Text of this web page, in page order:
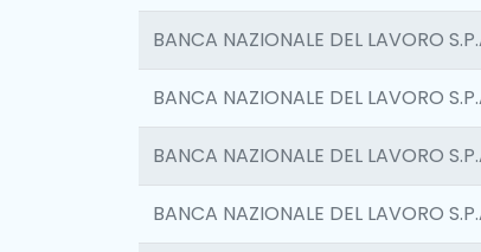
BANCA NAZIONALE DEL LAVORO
BANCA NAZIONALE DEL LAVORO
BANCA NAZIONALE DEL LAVORO
BANCA NAZIONALE DEL LAVORO